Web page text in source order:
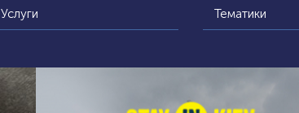
Услуги Тематики